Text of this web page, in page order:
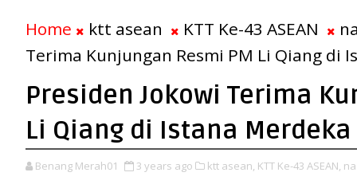
Home ktt asean KTT Ke-43 ASEAN
Terima Kunjungan Resmi PM Li Qiang di
Presiden Jokowi Terima
Li Qiang di Istana Merdeka
Benang Merah01 3 years ago ktt asean, KTT Ke-43 ASEAN,